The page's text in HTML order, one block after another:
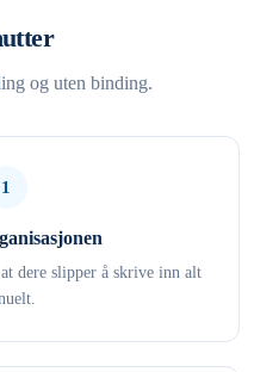
og uten binding.
1
dere slipper å skrive inn alt